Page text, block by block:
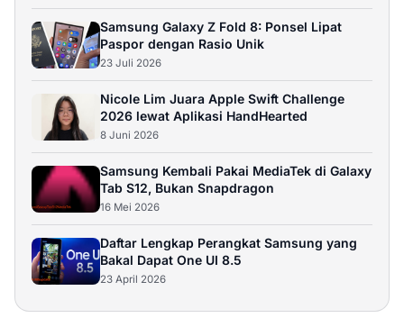
Samsung Galaxy Z Fold 8: Ponsel Lipat
Paspor dengan Rasio Unik
23 Juli 2026
Nicole Lim Juara Apple Swift Challenge
2026 lewat Aplikasi HandHearted
8 Juni 2026
Samsung Kembali Pakai MediaTek di Galaxy
Tab S12, Bukan Snapdragon
16 Mei 2026
Daftar Lengkap Perangkat Samsung yang
Bakal Dapat One UI 8.5
23 April 2026